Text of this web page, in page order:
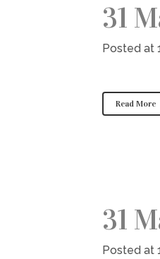
31
Posted at
Read More
31
Posted at